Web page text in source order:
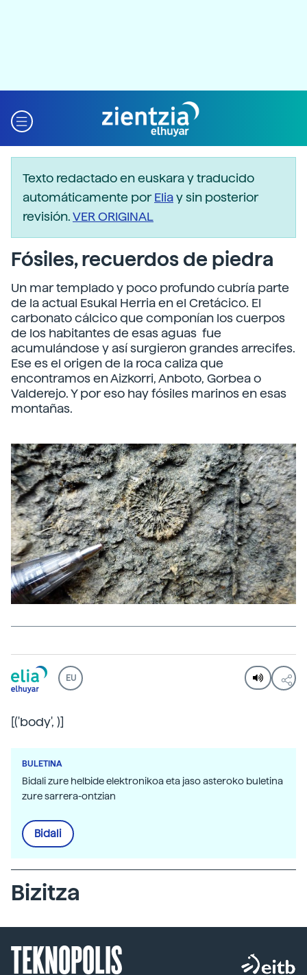
Texto redactado en euskara y traducido
automáticamente porEliay sin posterior
revisión.VER ORIGINAL
Fósiles, recuerdos de piedra
Un mar templado y poco profundo cubría parte
de la actual Esukal Herria en el Cretácico. El
carbonato cálcico que componían los cuerpos
de los habitantes de esas aguas fue
acumulándose y así surgieron grandes arrecifes.
Ese es el origen de la roca caliza que
encontramos en Aizkorri, Anboto, Gorbea o
Valderejo. Y por eso hay fósiles marinos en esas
montañas.
EU
[('body', )]
BULETINA
Bidali zure helbide elektronikoa eta jaso asteroko buletina
zure sarrera-ontzian
Bidali
Bizitza
TEKNOPOLIS